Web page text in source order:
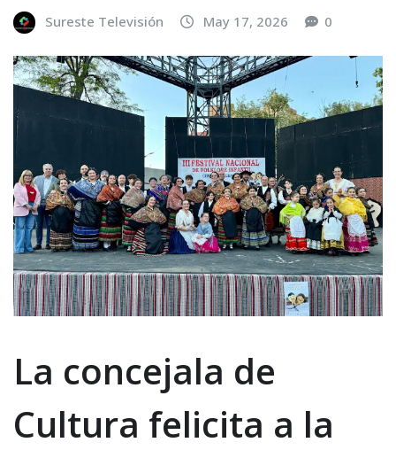
Sureste Televisión May 17, 2026 0
La concejala de
Cultura felicita a la